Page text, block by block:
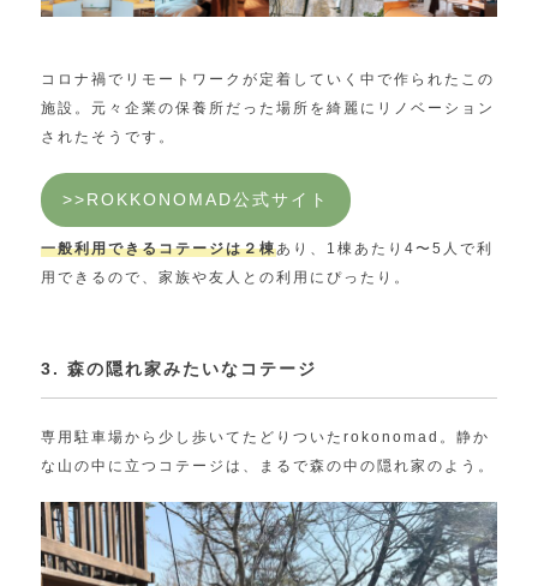
コロナ禍でリモートワークが定着していく中で作られたこの
施設。元々企業の保養所だった場所を綺麗にリノベーション
されたそうです。
>>ROKKONOMAD公式サイト
一般利用できるコテージは２棟あり、1棟あたり4〜5人で利
用できるので、家族や友人との利用にぴったり。
3. 森の隠れ家みたいなコテージ
専用駐車場から少し歩いてたどりついたrokonomad。静か
な山の中に立つコテージは、まるで森の中の隠れ家のよう。